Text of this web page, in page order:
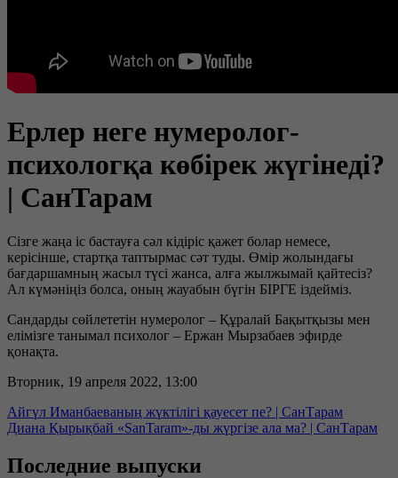
Ерлер неге нумеролог-
психологқа көбірек жүгінеді?
| СанТарам
Сізге жаңа іс бастауға сәл кідіріс қажет болар немесе,
керісінше, стартқа таптырмас сәт туды. Өмір жолындағы
бағдаршамның жасыл түсі жанса, алға жылжымай қайтесіз?
Ал күмәніңіз болса, оның жауабын бүгін БІРГЕ іздейміз.
Сандарды сөйлететін нумеролог – Құралай Бақытқызы мен
елімізге танымал психолог – Ержан Мырзабаев эфирде
қонақта.
Вторник, 19 апреля 2022, 13:00
Айгүл Иманбаеваның жүктілігі қауесет пе? | СанТарам
Диана Қырықбай «SanTaram»-ды жүргізе ала ма? | СанТарам
Последние выпуски